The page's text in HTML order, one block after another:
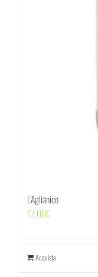
L’Aglianico
12,00€
Acquista